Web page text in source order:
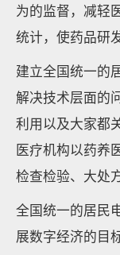
为的监督，减轻
统计，使药品研
建立全国统一的
解决技术层面的
利用以及大家都
医疗机构以药养
检查检验、大处
全国统一的居民
展数字经济的目